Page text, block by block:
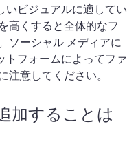
いビジュアルに適してい
高くすると全体的なフ
ソーシャル メディアに
トフォームによってファ
注意してください。
加することは